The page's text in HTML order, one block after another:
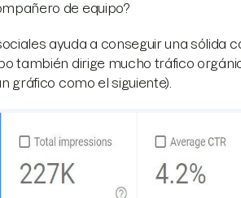
de equipo?
ayuda a conseguir una sólida
también dirige mucho tráfico
gráfico como el siguiente).